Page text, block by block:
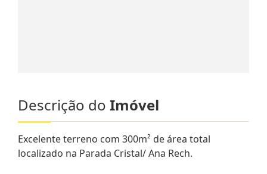
Descrição do Imóvel
Excelente terreno com 300m² de área total
localizado na Parada Cristal/ Ana Rech.